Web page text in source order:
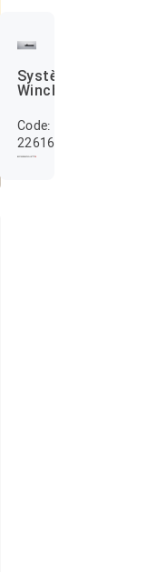
Système
Winch
Code:
22616002